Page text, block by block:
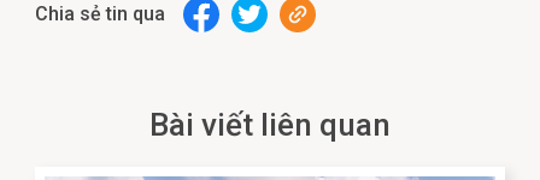
Chia sẻ tin qua
Bài viết liên quan